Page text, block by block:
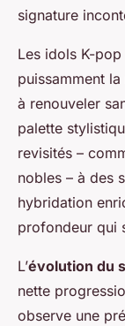
signature
Les idols K-
puissamment
à renouveler
palette
revisités –
nobles – à des
hybridation
profondeur qui
L’évolution du
nette
observe une